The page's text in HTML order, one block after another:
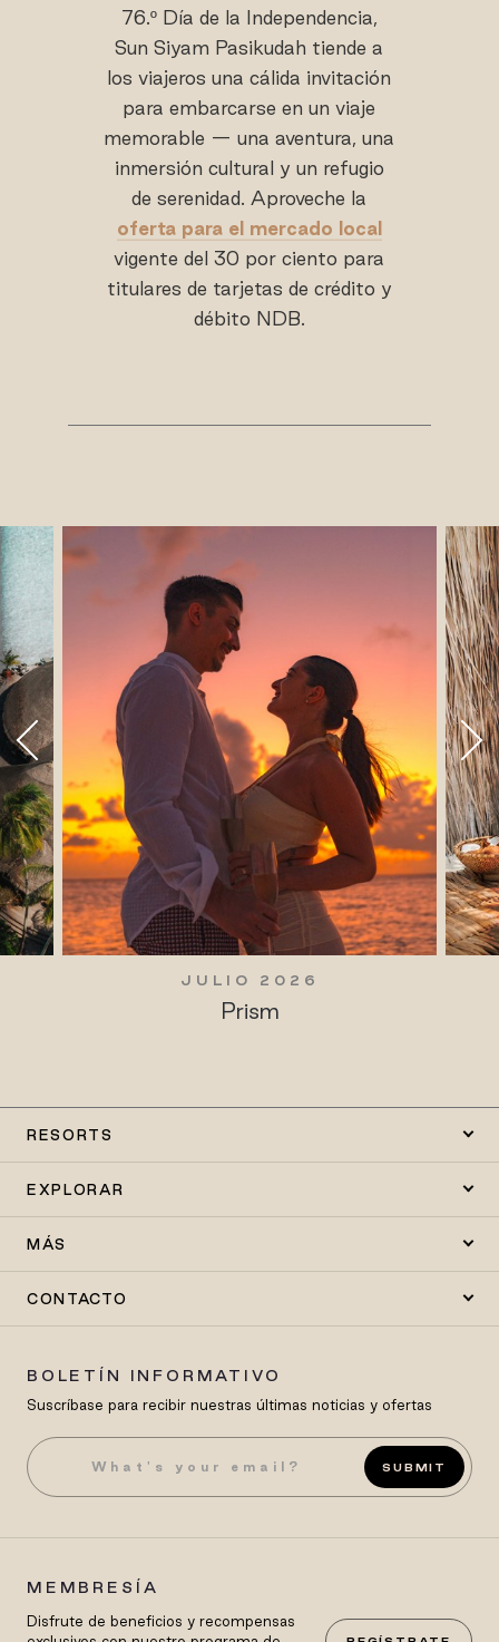
76.º Día de la Independencia,
Sun Siyam Pasikudah tiende a
los viajeros una cálida invitación
para embarcarse en un viaje
memorable — una aventura, una
inmersión cultural y un refugio
de serenidad. Aproveche la
oferta para el mercado local
vigente del 30 por ciento para
titulares de tarjetas de crédito y
débito NDB.
JULIO 2026
Tradiciones vivas
RESORTS
EXPLORAR
MÁS
CONTACTO
BOLETÍN INFORMATIVO
Suscríbase para recibir nuestras últimas noticias y ofertas
SUBMIT
MEMBRESÍA
Disfrute de beneficios y recompensas